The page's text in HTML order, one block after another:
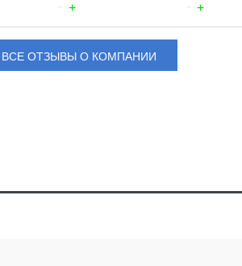
ВСЕ ОТЗЫВЫ О КОМПАНИИ